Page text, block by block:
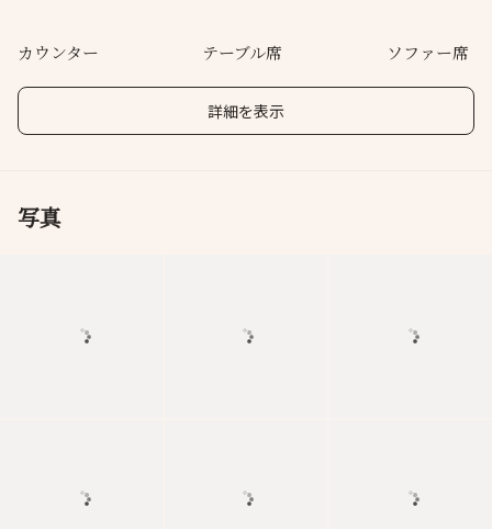
カウンター テーブル席 ソファー席
詳細を表示
写真